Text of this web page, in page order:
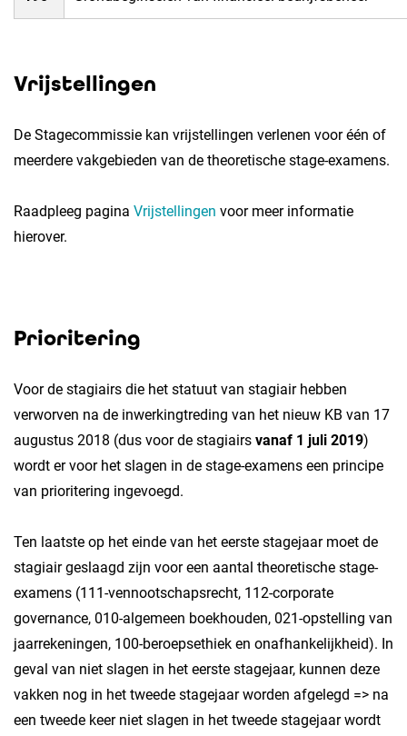
Vrijstellingen
De Stagecommissie kan vrijstellingen verlenen voor één of
meerdere vakgebieden van de theoretische stage-examens.
Raadpleeg pagina Vrijstellingen voor meer informatie
hierover.
Prioritering
Voor de stagiairs die het statuut van stagiair hebben
verworven na de inwerkingtreding van het nieuw KB van 17
augustus 2018 (dus voor de stagiairs vanaf 1 juli 2019)
wordt er voor het slagen in de stage-examens een principe
van prioritering ingevoegd.
Ten laatste op het einde van het eerste stagejaar moet de
stagiair geslaagd zijn voor een aantal theoretische stage-
examens (111-vennootschapsrecht, 112-corporate
governance, 010-algemeen boekhouden, 021-opstelling van
jaarrekeningen, 100-beroepsethiek en onafhankelijkheid). In
geval van niet slagen in het eerste stagejaar, kunnen deze
vakken nog in het tweede stagejaar worden afgelegd => na
een tweede keer niet slagen in het tweede stagejaar wordt